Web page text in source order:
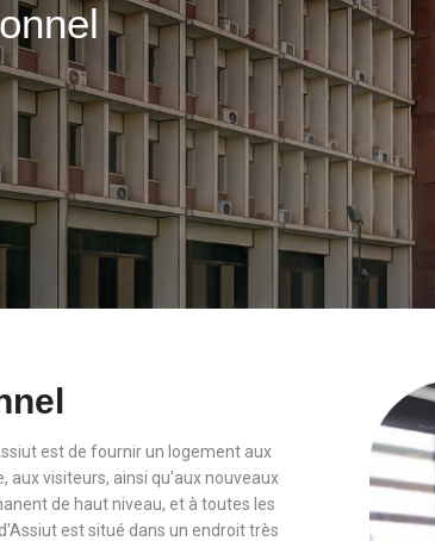
est de fournir un logement aux
aux visiteurs, ainsi qu'aux nouveaux
de haut niveau, et à toutes les
est situé dans un endroit très